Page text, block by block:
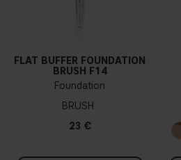
FLAT BUFFER FOUNDATION
BRUSH F14
Foundation
BRUSH
23 €